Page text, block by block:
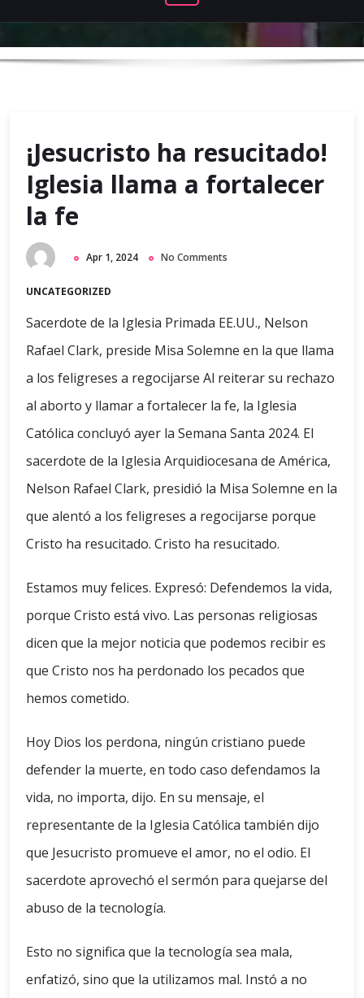
¡Jesucristo ha resucitado!
Iglesia llama a fortalecer
la fe
Apr 1, 2024 No Comments
UNCATEGORIZED
Sacerdote de la Iglesia Primada EE.UU., Nelson
Rafael Clark, preside Misa Solemne en la que llama
a los feligreses a regocijarse Al reiterar su rechazo
al aborto y llamar a fortalecer la fe, la Iglesia
Católica concluyó ayer la Semana Santa 2024. El
sacerdote de la Iglesia Arquidiocesana de América,
Nelson Rafael Clark, presidió la Misa Solemne en la
que alentó a los feligreses a regocijarse porque
Cristo ha resucitado. Cristo ha resucitado.
Estamos muy felices. Expresó: Defendemos la vida,
porque Cristo está vivo. Las personas religiosas
dicen que la mejor noticia que podemos recibir es
que Cristo nos ha perdonado los pecados que
hemos cometido.
Hoy Dios los perdona, ningún cristiano puede
defender la muerte, en todo caso defendamos la
vida, no importa, dijo. En su mensaje, el
representante de la Iglesia Católica también dijo
que Jesucristo promueve el amor, no el odio. El
sacerdote aprovechó el sermón para quejarse del
abuso de la tecnología.
Esto no significa que la tecnología sea mala,
enfatizó, sino que la utilizamos mal. Instó a no